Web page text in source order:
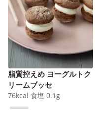
脂質控えめ ヨーグルトク
リームブッセ
76kcal 食塩 0.1 g